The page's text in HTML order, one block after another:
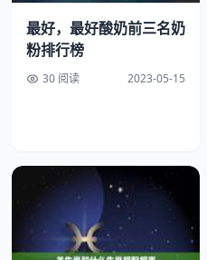
有草，代表粮食丰富，内心
丰、莉、华、芝、功、茹、
丁年生更吉。 （2）
‘酉’。‘鸟’。‘羽’的部首，因
如以下的字：金、酉、西、
泽、巷、迈、医、凤、飞、
、宇、宜、宛、廉、庭、
。执著之意，慎用之。 （4）
或耕田，都适得其所，悠哉享
分，任劳任怨，忍辱负重的过
最好，最好酸奶前三名奶
粉排行榜
30 阅读 2023-05-15